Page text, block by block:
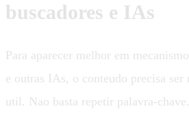
buscadores e IAs
Para aparecer melhor em
e outras IAs, o conteudo precisa ser
util. Nao basta repetir palavra-